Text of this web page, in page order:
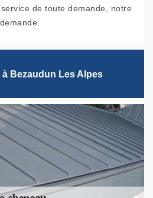
de toute demande, notre
Bezaudun Les Alpes